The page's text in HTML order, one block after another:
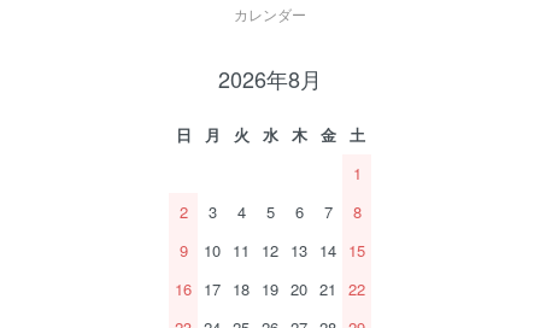
カレンダー
2026年8月
日 月 火 水 木 金
土
1
2
3 4 5 6 7
8
9
10 11 12 13 14 15
16 17 18 19 20 21
22